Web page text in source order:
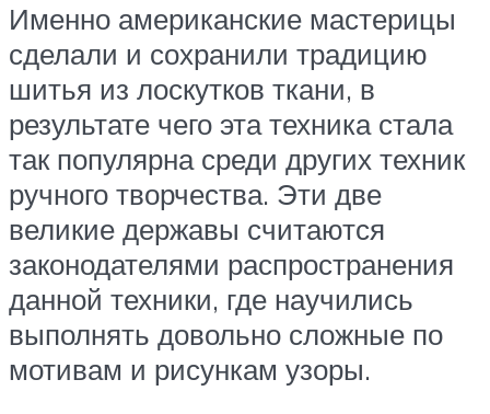
Именно американские мастерицы
сделали и сохранили традицию
шитья из лоскутков ткани, в
результате чего эта техника стала
так популярна среди других техник
ручного творчества. Эти две
великие державы считаются
законодателями распространения
данной техники, где научились
выполнять довольно сложные по
мотивам и рисункам узоры.